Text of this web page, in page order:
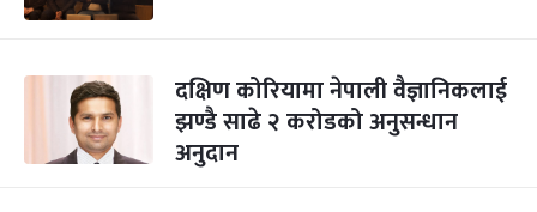
दक्षिण कोरियामा नेपाली वैज्ञानिकलाई
झण्डै साढे २ करोडको अनुसन्धान
अनुदान